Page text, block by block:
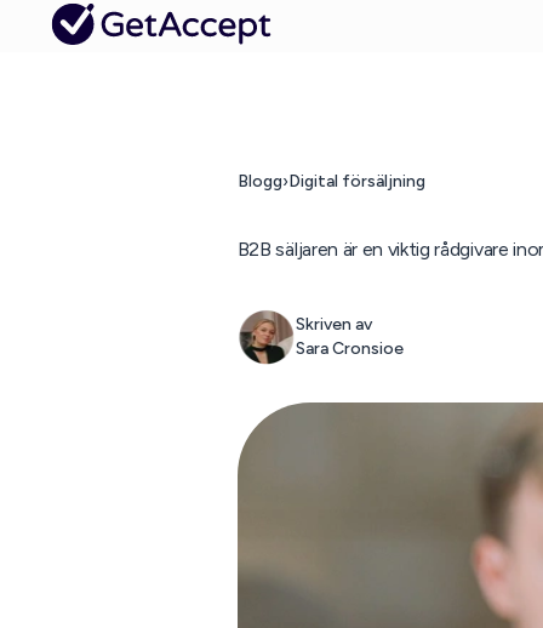
Blogg›Digital försäljning
B2B säljaren är en viktig rådgivare
Skriven av
Sara Cronsioe